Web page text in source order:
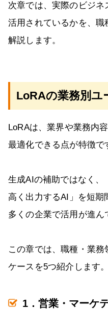
次章では、実際のビジ
活用されているかを、職
解説します。
LoRAの業務別ユ
LoRAは、業界や業務内
最適化できる点が特徴で
生成AIの補助ではなく、
高く出力するAI」を短期
多くの企業で活用が進ん
この章では、職種・業
ケースを5つ紹介します。
1．営業・マーケ